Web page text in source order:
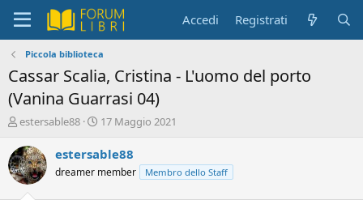
Accedi Registrati
Piccola biblioteca
Cassar Scalia, Cristina - L'uomo del porto
(Vanina Guarrasi 04)
C
e
a
t
estersable88
D
t
d
17 Maggio 2021
estersable88
dreamer member Membro dello Staff